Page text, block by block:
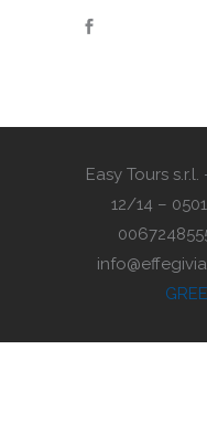
Easy Tours
12/14 –